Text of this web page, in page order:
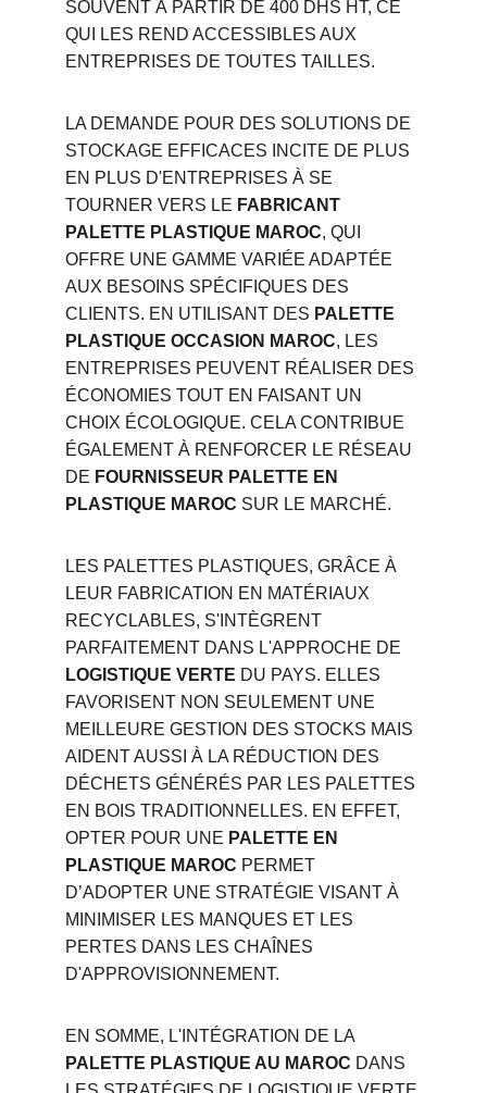
SOUVENT À PARTIR DE 400 DHS HT, CE
QUI LES REND ACCESSIBLES AUX
ENTREPRISES DE TOUTES TAILLES.
LA DEMANDE POUR DES SOLUTIONS DE
STOCKAGE EFFICACES INCITE DE PLUS
EN PLUS D'ENTREPRISES À SE
TOURNER VERS LE FABRICANT
PALETTE PLASTIQUE MAROC, QUI
OFFRE UNE GAMME VARIÉE ADAPTÉE
AUX BESOINS SPÉCIFIQUES DES
CLIENTS. EN UTILISANT DES PALETTE
PLASTIQUE OCCASION MAROC, LES
ENTREPRISES PEUVENT RÉALISER DES
ÉCONOMIES TOUT EN FAISANT UN
CHOIX ÉCOLOGIQUE. CELA CONTRIBUE
ÉGALEMENT À RENFORCER LE RÉSEAU
DE FOURNISSEUR PALETTE EN
PLASTIQUE MAROC SUR LE MARCHÉ.
LES PALETTES PLASTIQUES, GRÂCE À
LEUR FABRICATION EN MATÉRIAUX
RECYCLABLES, S'INTÈGRENT
PARFAITEMENT DANS L'APPROCHE DE
LOGISTIQUE VERTE DU PAYS. ELLES
FAVORISENT NON SEULEMENT UNE
MEILLEURE GESTION DES STOCKS MAIS
AIDENT AUSSI À LA RÉDUCTION DES
DÉCHETS GÉNÉRÉS PAR LES PALETTES
EN BOIS TRADITIONNELLES. EN EFFET,
OPTER POUR UNE PALETTE EN
PLASTIQUE MAROC PERMET
D’ADOPTER UNE STRATÉGIE VISANT À
MINIMISER LES MANQUES ET LES
PERTES DANS LES CHAÎNES
D'APPROVISIONNEMENT.
EN SOMME, L'INTÉGRATION DE LA
PALETTE PLASTIQUE AU MAROC DANS